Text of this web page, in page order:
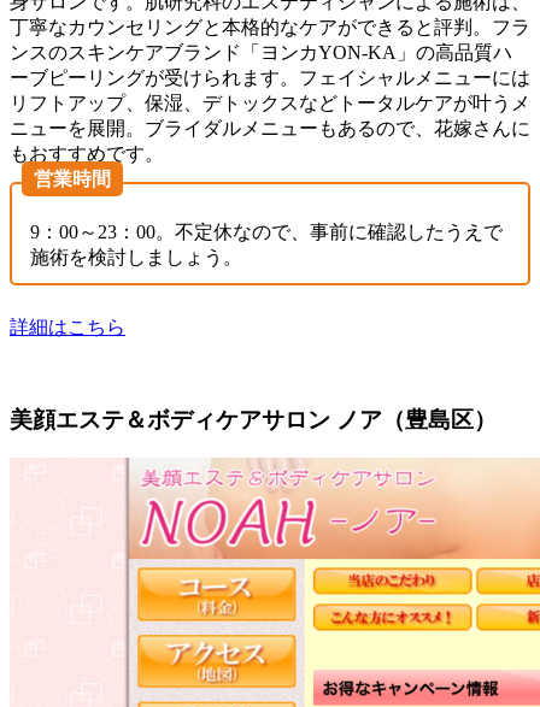
丁寧なカウンセリングと本格的なケアができると評判。フラ
ンスのスキンケアブランド「ヨンカYON-KA」の高品質ハ
ーブピーリングが受けられます。フェイシャルメニューには
リフトアップ、保湿、デトックスなどトータルケアが叶うメ
ニューを展開。ブライダルメニューもあるので、花嫁さんに
もおすすめです。
営業時間
9：00～23：00。不定休なので、事前に確認したうえで
施術を検討しましょう。
詳細はこちら
美顔エステ＆ボディケアサロン ノア（豊島区）